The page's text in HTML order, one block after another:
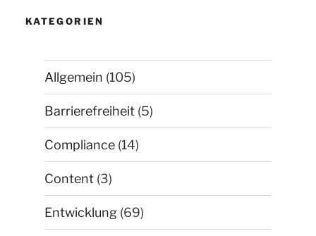
KATEGORIEN
Allgemein (105)
Barrierefreiheit (5)
Compliance (14)
Content (3)
Entwicklung (69)